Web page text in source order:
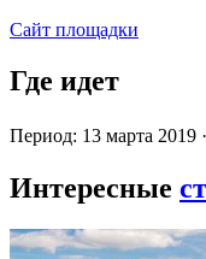
Сайт площадки
Где идет
Период: 13 марта 2019
Интересные